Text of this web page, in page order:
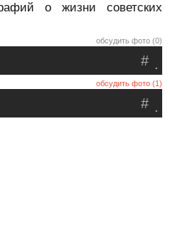
о жизни советских
обсудить фото (0)
.
#
обсудить фото (1)
.
#